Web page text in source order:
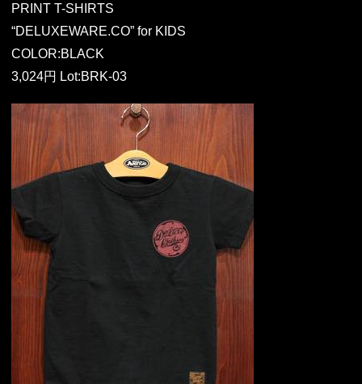
PRINT T-SHIRTS
“DELUXEWARE.CO” for KIDS
COLOR:BLACK
3,024円 Lot:BRK-03